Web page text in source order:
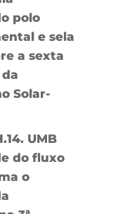
polo
e sela
a sexta
Solar-
UMB
do fluxo
o